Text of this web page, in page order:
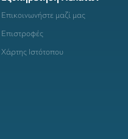
Επικοινωνήστε μαζί μας
Επιστροφές
Χάρτης Ιστότοπου